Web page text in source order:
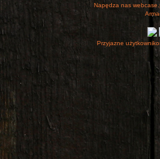
Napędza nas
Przyjazne